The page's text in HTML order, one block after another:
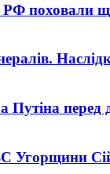
РФ поховали
Путіна
Угорщини